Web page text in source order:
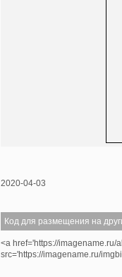
2020-04-03
Код для размещения на
<a href='https://imagename.ru/
src='https://imagename.ru/